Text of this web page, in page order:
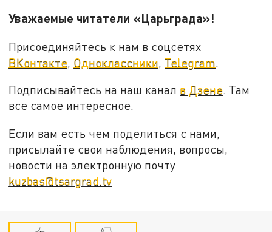
Уважаемые читатели «Царьграда»!
Присоединяйтесь к нам в соцсетях
ВКонтакте, Одноклассники, Telegram.
Подписывайтесь на наш канал в Дзене. Там
все самое интересное.
Если вам есть чем поделиться с нами,
присылайте свои наблюдения, вопросы,
новости на электронную почту
kuzbas@tsargrad.tv